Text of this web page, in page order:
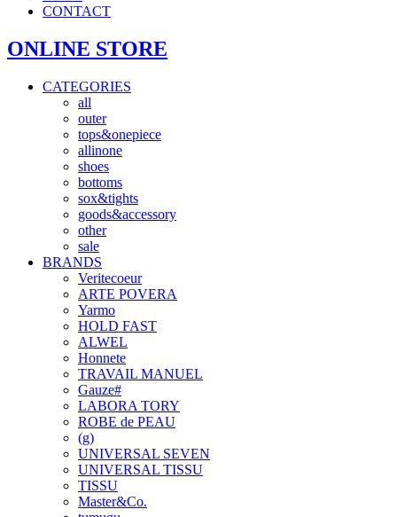
CONTACT
ONLINE STORE
CATEGORIES
all
outer
tops&onepiece
allinone
shoes
bottoms
sox&tights
goods&accessory
other
sale
BRANDS
Veritecoeur
ARTE POVERA
Yarmo
HOLD FAST
ALWEL
Honnete
TRAVAIL MANUEL
Gauze#
LABORA TORY
ROBE de PEAU
(g)
UNIVERSAL SEVEN
UNIVERSAL TISSU
TISSU
Master&Co.